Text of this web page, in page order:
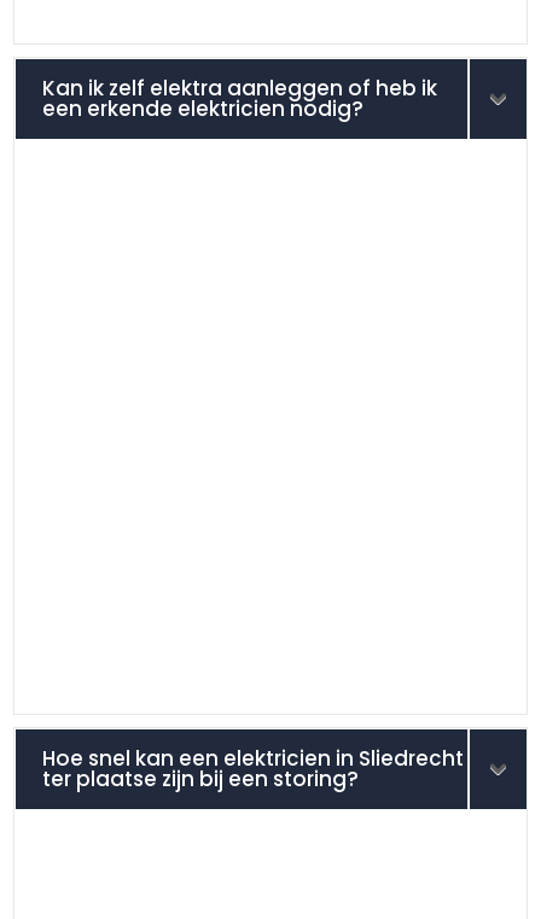
Kan ik zelf elektra aanleggen of heb ik
een erkende elektricien nodig?
Hoe snel kan een elektricien in Sliedrecht
ter plaatse zijn bij een storing?